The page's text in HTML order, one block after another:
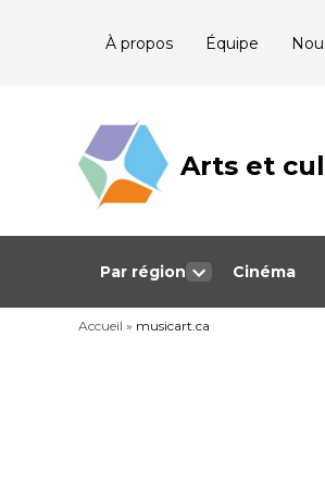
À propos Équipe
Arts et
Journalisme
Québec
Par région
dropdown
menu
Cinéma
Accueil » musicart.ca